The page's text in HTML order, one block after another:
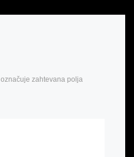
označuje zahtevana polja